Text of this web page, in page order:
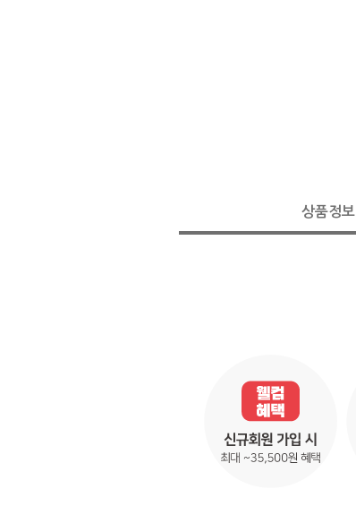
상품정보